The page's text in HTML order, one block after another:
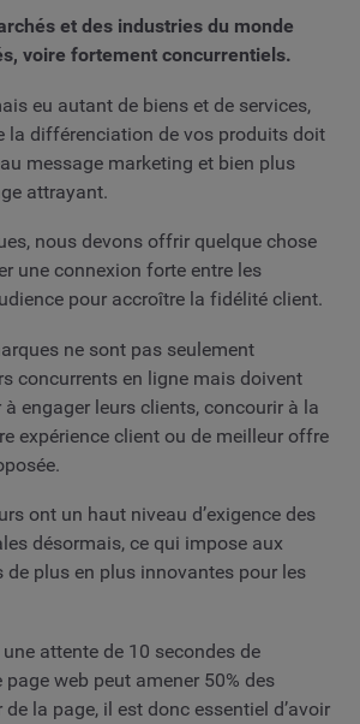
et des industries du monde
voire fortement concurrentiels.
eu autant de biens et de services,
la différenciation de vos produits doit
message marketing et bien plus
attrayant.
nous devons offrir quelque chose
une connexion forte entre les
pour accroître la fidélité client.
ne sont pas seulement
concurrents en ligne mais doivent
engager leurs clients, concourir à la
expérience client ou de meilleur offre
ont un haut niveau d’exigence des
désormais, ce qui impose aux
de plus en plus innovantes pour les
attente de 10 secondes de
page web peut amener 50% des
la page, il est donc essentiel d’avoir